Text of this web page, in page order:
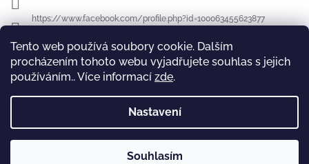
Tento web používá soubory cookie. Dalším
procházením tohoto webu vyjadřujete souhlas s jejich
používáním.. Více informací zde.
Nastavení
Souhlasím
https://www.facebook.com/profile.php?id=100063455623877
Poslední hodnocení produktů
Hodnocení produktu je 5 z 5 hvězdiček.